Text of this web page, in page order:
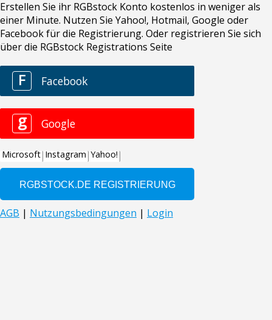
Erstellen Sie ihr RGBstock Konto kostenlos in weniger als
einer Minute. Nutzen Sie Yahoo!, Hotmail, Google oder
Facebook für die Registrierung. Oder registrieren Sie sich
über die RGBstock Registrations Seite
F Facebook
g Google
Microsoft Instagram Yahoo!
AGB | Nutzungsbedingungen | Login